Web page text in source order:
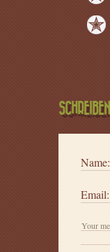
Name:
Email: